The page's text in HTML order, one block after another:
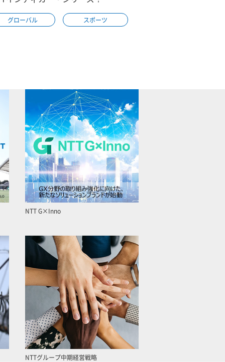
グローバル スポーツ
NTT G×Inno
NTTグループ中期経営戦略